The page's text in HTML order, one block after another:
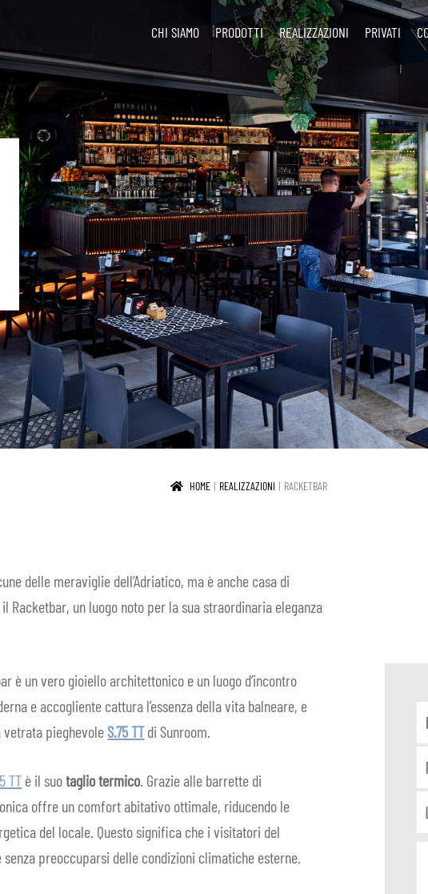
CHI SIAMO PRODOTTI REALIZZAZIONI PRIVATI
HOME REALIZZAZIONI RACKETBAR
delle meraviglie dell’Adriatico, ma è anche casa di
Racketbar, un luogo noto per la sua straordinaria eleganza
è un vero gioiello architettonico e un luogo d’incontro
e accogliente cattura l’essenza della vita balneare, e
pieghevole S.75 TTdi Sunroom.
TT è il suotaglio termico . Grazie alle barrette di
offre un comfort abitativo ottimale, riducendo le
del locale. Questo significa che i visitatori del
preoccuparsi delle condizioni climatiche esterne.